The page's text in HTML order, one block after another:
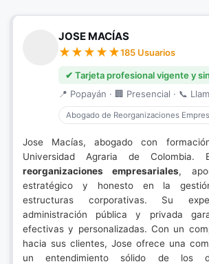
JOSE MACÍAS
185 Usuarios
✔ Tarjeta profesional vigente y
📍 Popayán · 🏢 Presencial · 📞
Abogado de Reorganizaciones
Jose Macías, abogado con
Universidad Agraria de Colombia.
reorganizaciones empresariales,
estratégico y honesto en la
estructuras corporativas. Su
administración pública y privada
efectivas y personalizadas. Con un
hacia sus clientes, Jose ofrece una
un entendimiento sólido de los